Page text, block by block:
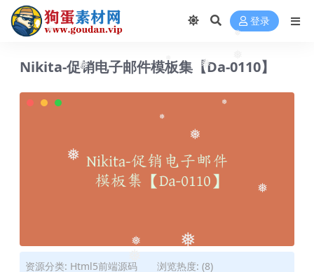
❅
❅
❅
❅ ❅
登录
Nikita-促销电子邮件模板集【Da-0110】
资源分类: Html5前端源码 浏览热度: (8)